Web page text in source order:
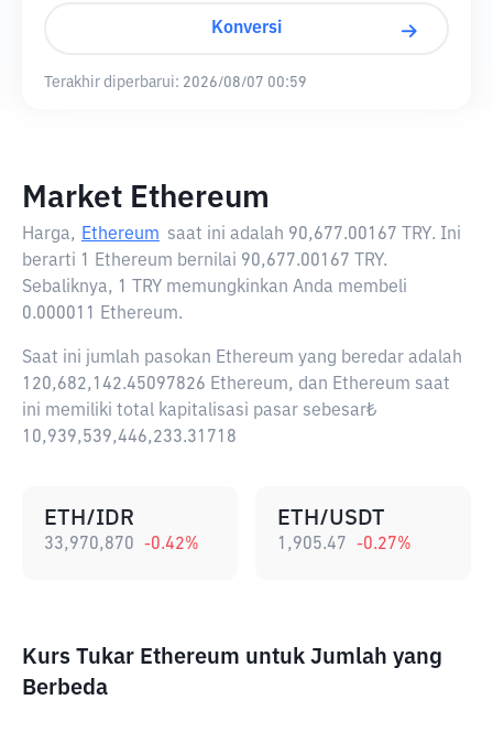
Konversi
Terakhir diperbarui: 2026/08/07 00:59
Market Ethereum
Harga, Ethereum saat ini adalah 90,677.00167 TRY. Ini
berarti 1 Ethereum bernilai 90,677.00167 TRY.
Sebaliknya, 1 TRY memungkinkan Anda membeli
0.000011 Ethereum.
Saat ini jumlah pasokan Ethereum yang beredar adalah
120,682,142.45097826 Ethereum, dan Ethereum saat
ini memiliki total kapitalisasi pasar sebesar₺
10,939,539,446,233.31718
ETH/IDR
33,970,870 -0.42%
ETH/USDT
1,905.47 -0.27%
Kurs Tukar Ethereum untuk Jumlah yang
Berbeda